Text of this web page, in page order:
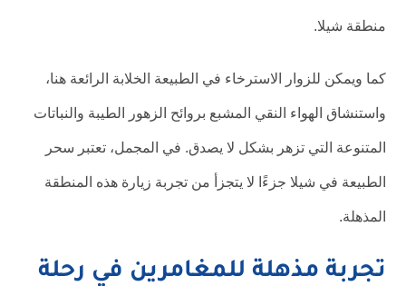
منطقة شيلا.
كما ويمكن للزوار الاسترخاء في الطبيعة الخلابة الرائعة هنا،
واستنشاق الهواء النقي المشبع بروائح الزهور الطيبة والنباتات
المتنوعة التي تزهر بشكل لا يصدق. في المجمل، تعتبر سحر
الطبيعة في شيلا جزءًا لا يتجزأ من تجربة زيارة هذه المنطقة
المذهلة.
تجربة مذهلة للمغامرين في رحلة